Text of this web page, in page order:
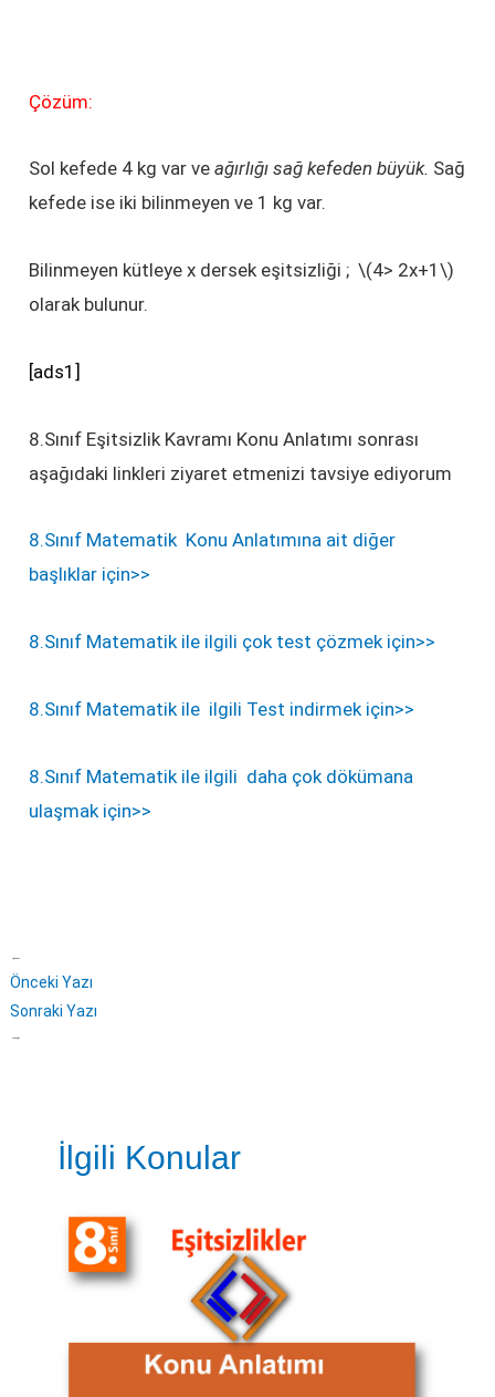
Çözüm:
Sol kefede 4 kg var veağırlığı sağ kefeden büyük. Sağ
kefede ise iki bilinmeyen ve 1 kg var.
Bilinmeyen kütleye x dersek eşitsizliği ; \(4> 2x+1\)
olarak bulunur.
[ads1]
8.Sınıf Eşitsizlik Kavramı Konu Anlatımı sonrası
aşağıdaki linkleri ziyaret etmenizi tavsiye ediyorum
8.Sınıf Matematik Konu Anlatımına ait diğer
başlıklar için>>
8.Sınıf Matematik ile ilgili çok test çözmek için>>
8.Sınıf Matematik ile ilgili Test indirmek için>>
8.Sınıf Matematik ile ilgili daha çok dökümana
ulaşmak için>>
←
Önceki Yazı
Sonraki Yazı
→
İlgili Konular